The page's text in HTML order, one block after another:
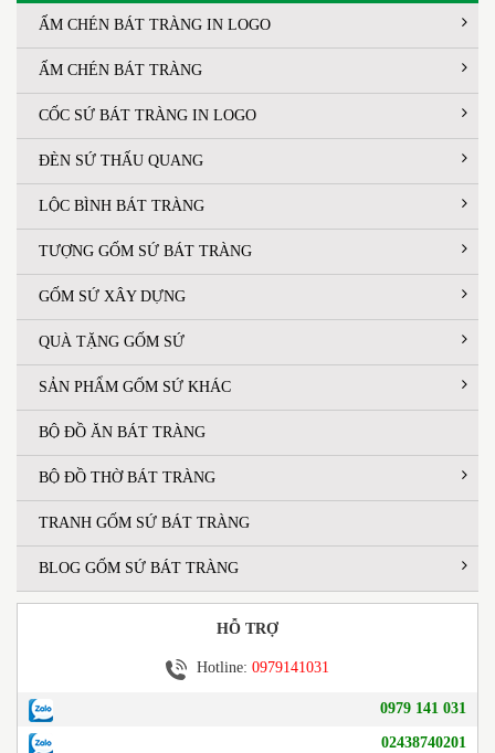
ẤM CHÉN BÁT TRÀNG IN LOGO
ẤM CHÉN BÁT TRÀNG
CỐC SỨ BÁT TRÀNG IN LOGO
ĐÈN SỨ THẤU QUANG
LỘC BÌNH BÁT TRÀNG
TƯỢNG GỐM SỨ BÁT TRÀNG
GỐM SỨ XÂY DỰNG
QUÀ TẶNG GỐM SỨ
SẢN PHẨM GỐM SỨ KHÁC
BỘ ĐỒ ĂN BÁT TRÀNG
BỘ ĐỒ THỜ BÁT TRÀNG
TRANH GỐM SỨ BÁT TRÀNG
BLOG GỐM SỨ BÁT TRÀNG
HỖ TRỢ
Hotline: 0979141031
0979 141 031
02438740201